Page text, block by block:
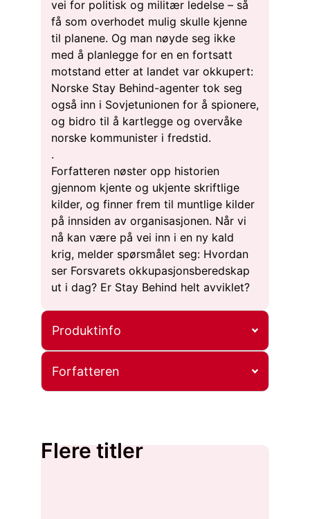
vei for politisk og militær ledelse – så
få som overhodet mulig skulle kjenne
til planene. Og man nøyde seg ikke
med å planlegge for en en fortsatt
motstand etter at landet var okkupert:
Norske Stay Behind-agenter tok seg
også inn i Sovjetunionen for å spionere,
og bidro til å kartlegge og overvåke
norske kommunister i fredstid.
.
Forfatteren nøster opp historien
gjennom kjente og ukjente skriftlige
kilder, og finner frem til muntlige kilder
på innsiden av organisasjonen. Når vi
nå kan være på vei inn i en ny kald
krig, melder spørsmålet seg: Hvordan
ser Forsvarets okkupasjonsberedskap
ut i dag? Er Stay Behind helt avviklet?
Produktinfo
Forfatteren
Flere titler